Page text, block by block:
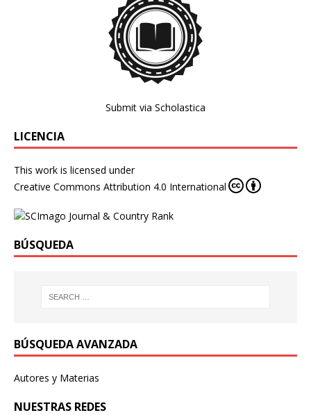
Submit via Scholastica
LICENCIA
This work is licensed under
Creative Commons Attribution 4.0 International
BÚSQUEDA
BÚSQUEDA AVANZADA
Autores y Materias
NUESTRAS REDES